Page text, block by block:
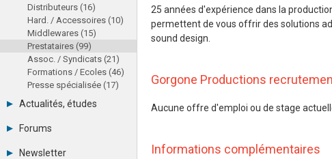
Distributeurs (16)
Hard. / Accessoires (10)
Middlewares (15)
Prestataires (99)
Assoc. / Syndicats (21)
Formations / Ecoles (46)
Presse spécialisée (17)
Actualités, études
Chiffres
Forums
Tous les forums
Newsletter
25 années d'expérience dans la
permettent de vous offrir des solutions
sound design.
Gorgone Productions
Aucune offre d'emploi ou de stage
Informations complémentaires